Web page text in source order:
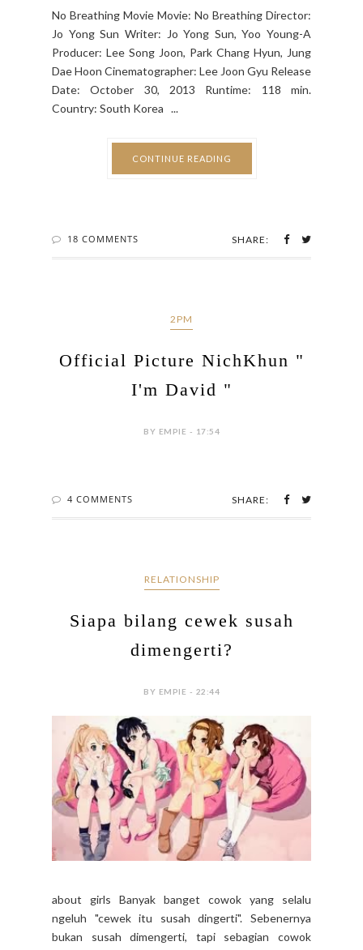
No Breathing Movie Movie: No Breathing Director:
Jo Yong Sun Writer: Jo Yong Sun, Yoo Young-A
Producer: Lee Song Joon, Park Chang Hyun, Jung
Dae Hoon Cinematographer: Lee Joon Gyu Release
Date: October 30, 2013 Runtime: 118 min.
Country: South Korea ...
CONTINUE READING
18 COMMENTS SHARE:
2PM
Official Picture NichKhun "
I'm David "
BY EMPIE - 17:54
4 COMMENTS SHARE:
RELATIONSHIP
Siapa bilang cewek susah
dimengerti?
BY EMPIE - 22:44
about girls Banyak banget cowok yang selalu
ngeluh "cewek itu susah dingerti". Sebenernya
bukan susah dimengerti, tapi sebagian cowok